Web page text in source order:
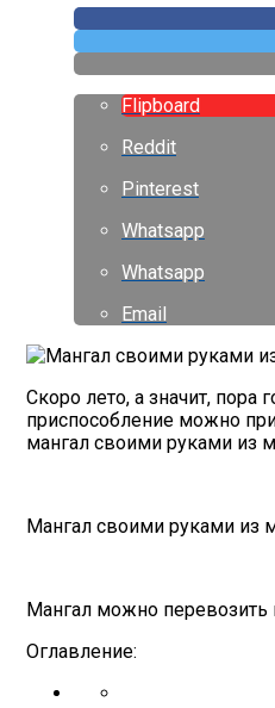
Flipboard
Reddit
Pinterest
Whatsapp
Whatsapp
Email
Скоро лето, а значит,
приспособление можно
мангал своими руками из
Мангал своими руками из
Мангал можно перевозить
Оглавление: